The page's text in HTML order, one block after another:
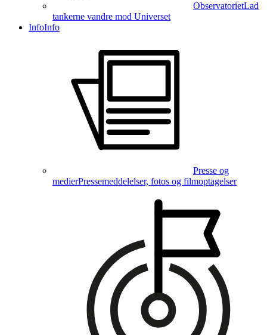
ObservatorietLad
tankerne vandre mod Universet
InfoInfo
Presse og
medierPressemeddelelser, fotos og filmoptagelser